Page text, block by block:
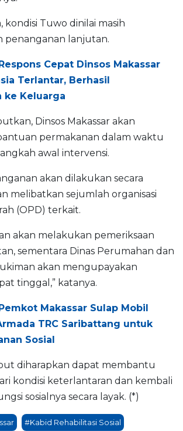
kondisi Tuwo dinilai masih
lanjutan.
Cepat Dinsos Makassar
Terlantar, Berhasil
ke Keluarga
Dinsos Makassar akan
permakanan dalam waktu
awal intervensi.
akan dilakukan secara
melibatkan sejumlah organisasi
(OPD) terkait.
akan melakukan pemeriksaan
sementara Dinas Perumahan dan
akan mengupayakan
tinggal,” katanya.
Makassar Sulap Mobil
TRC Saribattang untuk
Sosial
diharapkan dapat membantu
kondisi keterlantaran dan kembali
sosialnya secara layak. (*)
#Kabid Rehabilitasi Sosial